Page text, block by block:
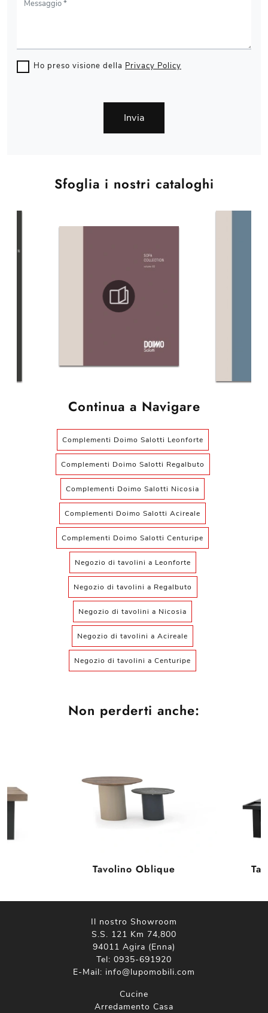
Sfoglia i nostri cataloghi
Continua a Navigare
Complementi Doimo Salotti Leonforte
Complementi Doimo Salotti Regalbuto
Complementi Doimo Salotti Nicosia
Complementi Doimo Salotti Acireale
Complementi Doimo Salotti Centuripe
Negozio di tavolini a Leonforte
Negozio di tavolini a Regalbuto
Negozio di tavolini a Nicosia
Negozio di tavolini a Acireale
Negozio di tavolini a Centuripe
Ho preso visione della Privacy Policy
Invia
Non perderti anche:
Tavolino Oblique
Il nostro Showroom
S.S. 121 Km 74,800
94011 Agira (Enna)
Tel: 0935-691920
E-Mail: info@lupomobili.com
Cucine
Arredamento Casa